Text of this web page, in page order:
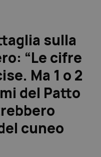
sulla
“Le cifre
Ma 1 o 2
del Patto
cuneo